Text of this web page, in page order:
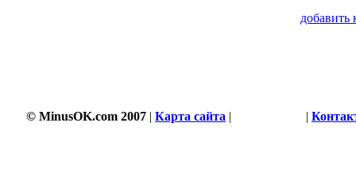
добавить
© MinusOK.com 2007 | Карта сайта | |